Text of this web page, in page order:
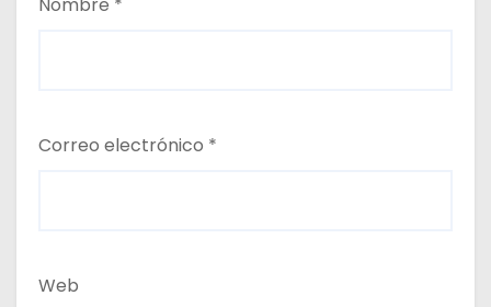
Correo electrónico *
Web